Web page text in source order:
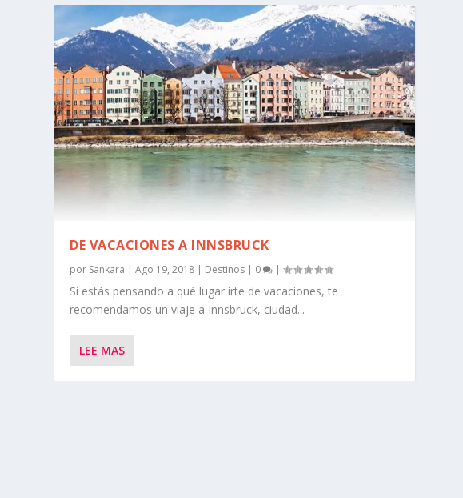
DE VACACIONES A INNSBRUCK
por Sankara |Ago 19, 2018 | Destinos | 0 |
Si estás pensando a qué lugar irte de vacaciones, te
recomendamos un viaje a Innsbruck, ciudad...
LEE MAS